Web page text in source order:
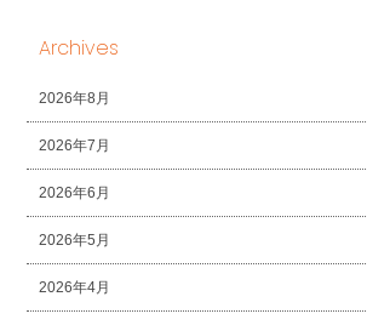
Archives
2026年8月
2026年7月
2026年6月
2026年5月
2026年4月